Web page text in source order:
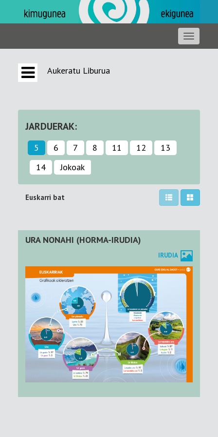
Aukeratu Liburua
JARDUERAK:
5 6 7 8 11 12
13
14
Jokoak
Euskarri bat
URA NONAHI (HORMA-IRUDIA)
IRUDIA